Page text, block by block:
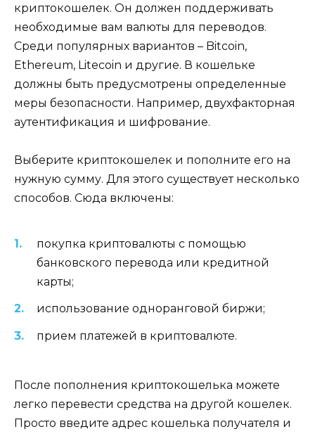
криптокошелек. Он должен поддерживать
необходимые вам валюты для переводов.
Среди популярных вариантов – Bitcoin,
Ethereum, Litecoin и другие. В кошельке
должны быть предусмотрены определенные
меры безопасности. Например, двухфакторная
аутентификация и шифрование.
Выберите криптокошелек и пополните его на
нужную сумму. Для этого существует несколько
способов. Сюда включены:
покупка криптовалюты с помощью
банковского перевода или кредитной
карты;
использование одноранговой биржи;
прием платежей в криптовалюте.
После пополнения криптокошелька можете
легко перевести средства на другой кошелек.
Просто введите адрес кошелька получателя и